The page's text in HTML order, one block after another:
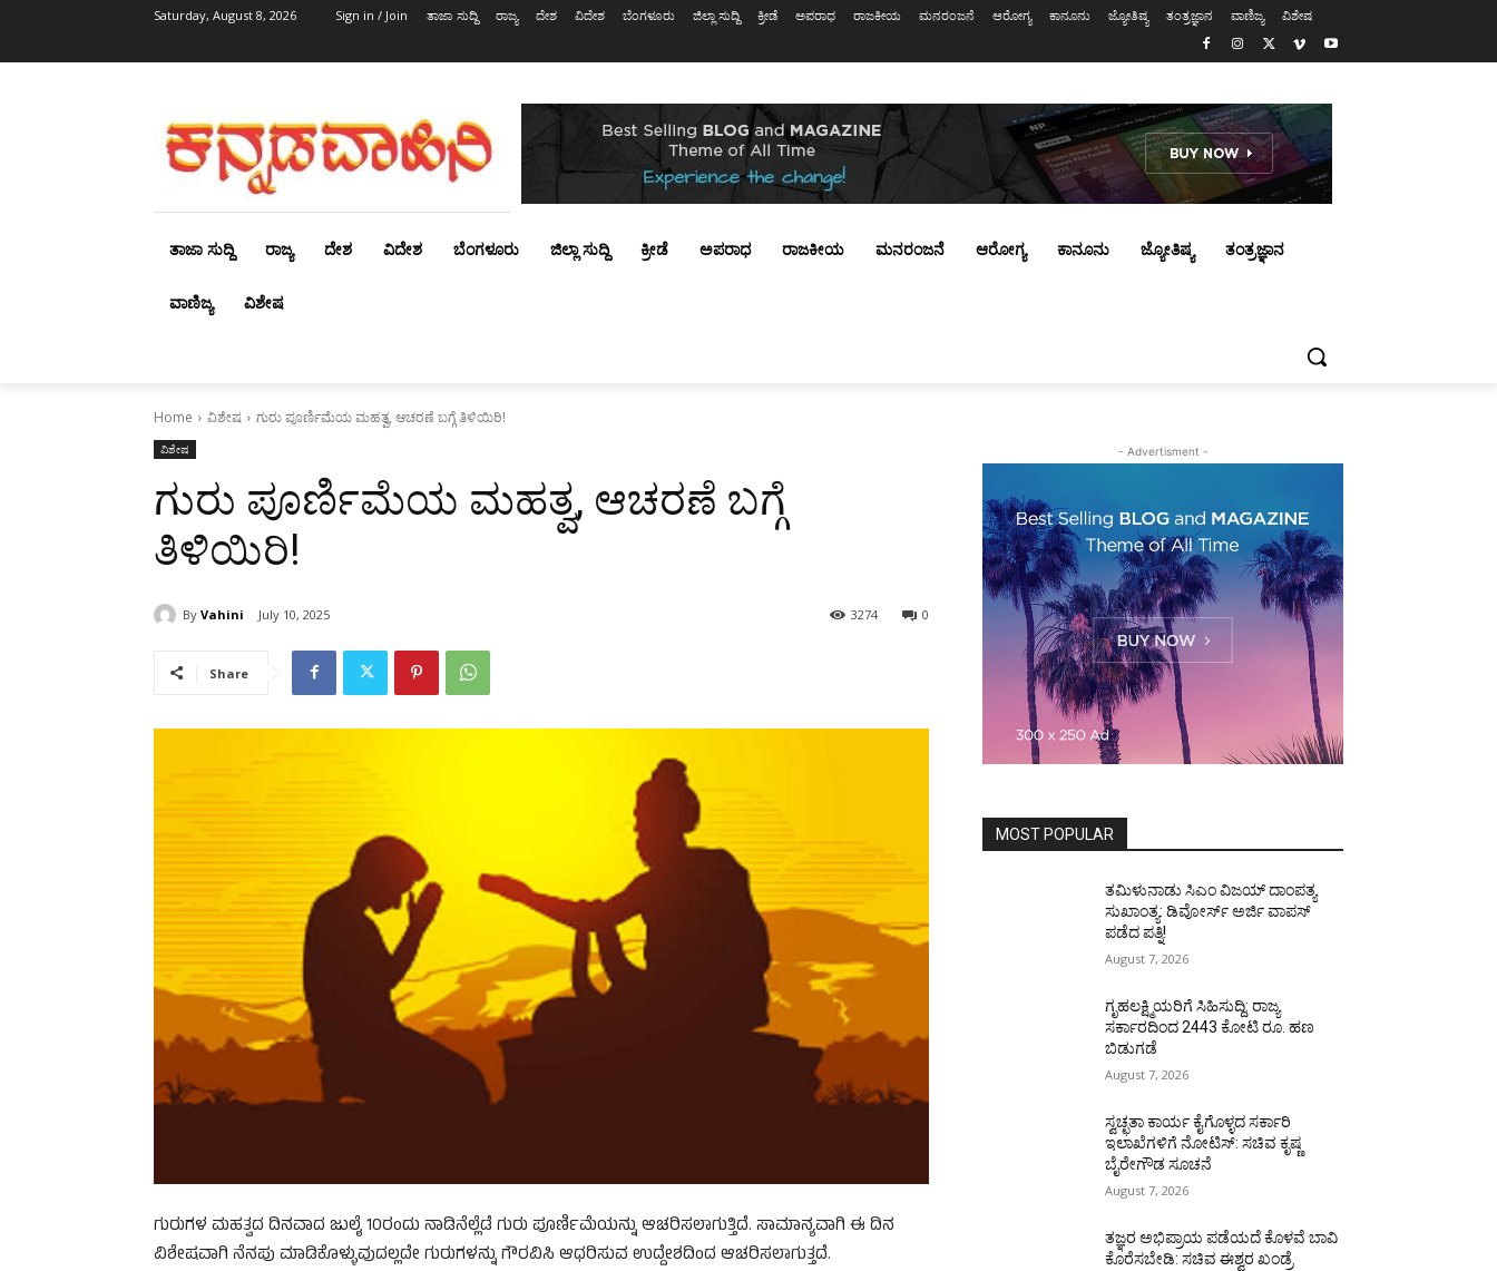
Saturday, August 8, 2026 Sign in / Join ತಾಜಾ ಸುದ್ದಿ ರಾಜ್ಯ ದೇಶ ವಿದೇಶ ಬೆಂಗಳೂರು ಜಿಲ್ಲಾ ಸುದ್ದಿ ಕ್ರೀಡೆ ಅಪರಾಧ ರಾಜಕೀಯ ಮನರಂಜನೆ ಆರೋಗ್ಯ ಕಾನೂನು ಜ್ಯೋತಿಷ್ಯ ತಂತ್ರಜ್ಞಾನ ವಾಣಿಜ್ಯ ವಿಶೇಷ
ತಾಜಾ ಸುದ್ದಿ ರಾಜ್ಯ ದೇಶ ವಿದೇಶ ಬೆಂಗಳೂರು ಜಿಲ್ಲಾ ಸುದ್ದಿ ಕ್ರೀಡೆ ಅಪರಾಧ ರಾಜಕೀಯ ಮನರಂಜನೆ ಆರೋಗ್ಯ ಕಾನೂನು ಜ್ಯೋತಿಷ್ಯ ತಂತ್ರಜ್ಞಾನ
ವಾಣಿಜ್ಯ ವಿಶೇಷ
Home ವಿಶೇಷ ಗುರು ಪೂರ್ಣಿಮೆಯ ಮಹತ್ವ, ಆಚರಣೆ ಬಗ್ಗೆ ತಿಳಿಯಿರಿ!
ವಿಶೇಷ
ಗುರು ಪೂರ್ಣಿಮೆಯ ಮಹತ್ವ, ಆಚರಣೆ ಬಗ್ಗೆ
ತಿಳಿಯಿರಿ!
By Vahini July 10, 2025 0
3274
Share
ಗುರುಗಳ ಮಹತ್ವದ ದಿನವಾದ ಜುಲೈ 10ರಂದು ನಾಡಿನೆಲ್ಲೆಡೆ ಗುರು ಪೂರ್ಣಿಮೆಯನ್ನು ಆಚರಿಸಲಾಗುತ್ತಿದೆ. ಸಾಮಾನ್ಯವಾಗಿ ಈ ದಿನ
ವಿಶೇಷವಾಗಿ ನೆನಪು ಮಾಡಿಕೊಳ್ಳುವುದಲ್ಲದೇ ಗುರುಗಳನ್ನು ಗೌರವಿಸಿ ಆಧರಿಸುವ ಉದ್ದೇಶದಿಂದ ಆಚರಿಸಲಾಗುತ್ತದೆ.
- Advertisment -
MOST POPULAR
ತಮಿಳುನಾಡು ಸಿಎಂ ವಿಜಯ್‌ ದಾಂಪತ್ಯ
ಸುಖಾಂತ್ಯ: ಡಿವೋರ್ಸ್‌ ಅರ್ಜಿ ವಾಪಸ್‌
ಪಡೆದ ಪತ್ನಿ!
August 7, 2026
ಗೃಹಲಕ್ಷ್ಮಿಯರಿಗೆ ಸಿಹಿಸುದ್ದಿ: ರಾಜ್ಯ
ಸರ್ಕಾರದಿಂದ 2443 ಕೋಟಿ ರೂ. ಹಣ
ಬಿಡುಗಡೆ
August 7, 2026
ಸ್ವಚ್ಛತಾ ಕಾರ್ಯ ಕೈಗೊಳ್ಳದ ಸರ್ಕಾರಿ
ಇಲಾಖೆಗಳಿಗೆ ನೋಟಿಸ್: ಸಚಿವ ಕೃಷ್ಣ
ಬೈರೇಗೌಡ ಸೂಚನೆ
August 7, 2026
ತಜ್ಞರ ಅಭಿಪ್ರಾಯ ಪಡೆಯದೆ ಕೊಳವೆ ಬಾವಿ
ಕೊರೆಸಬೇಡಿ: ಸಚಿವ ಈಶ್ವರ ಖಂಡ್ರೆ